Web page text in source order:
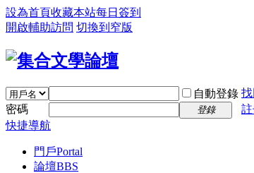
設為首頁收藏本站每日簽到
開啟輔助訪問 切換到窄版
自動登錄
密碼
登錄
快捷導航
門戶Portal
論壇BBS